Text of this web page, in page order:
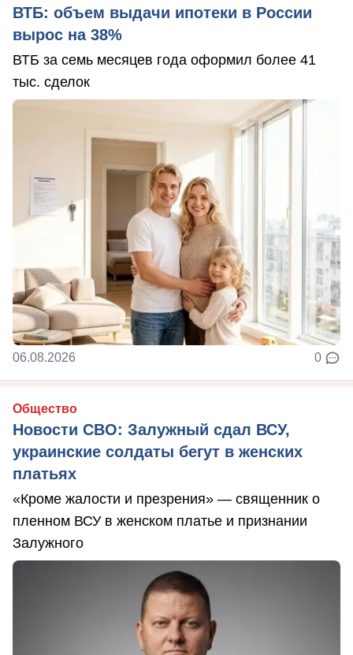
ВТБ: объем выдачи ипотеки в России
вырос на 38%
ВТБ за семь месяцев года оформил более 41
тыс. сделок
06.08.2026 0
Общество
Новости СВО: Залужный сдал ВСУ,
украинские солдаты бегут в женских
платьях
«Кроме жалости и презрения» — священник о
пленном ВСУ в женском платье и признании
Залужного